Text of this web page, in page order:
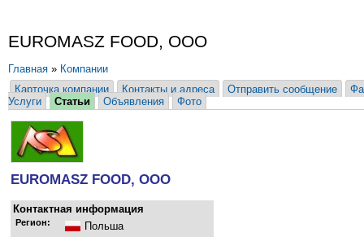
EUROMASZ FOOD, ООО
Главная » Компании
Карточка компании
Контакты и адреса Отправить сообщение
Услуги
Статьи Объявления Фото
EUROMASZ FOOD, ООО
Контактная информация
Регион: Польша